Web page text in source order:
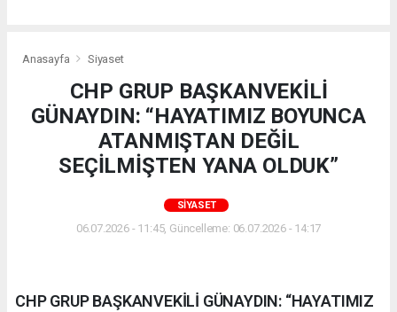
Anasayfa Siyaset
CHP GRUP BAŞKANVEKİLİ
GÜNAYDIN: “HAYATIMIZ BOYUNCA
ATANMIŞTAN DEĞİL
SEÇİLMİŞTEN YANA OLDUK”
SIYASET
06.07.2026 - 11:45, Güncelleme: 06.07.2026 - 14:17
CHP GRUP BAŞKANVEKİLİ GÜNAYDIN: “HAYATIMIZ